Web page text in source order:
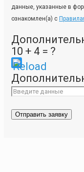
данные, указанные в
ознакомлен(а) с
10 + 4 = ?
Please
enter
characters